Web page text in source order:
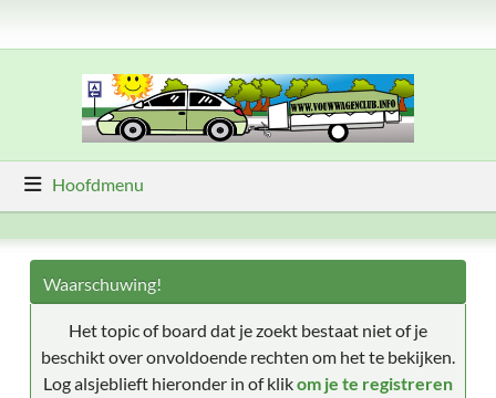
Hoofdmenu
Waarschuwing!
Het topic of board dat je zoekt bestaat niet of je
beschikt over onvoldoende rechten om het te bekijken.
Log alsjeblieft hieronder in of klikom je te registreren